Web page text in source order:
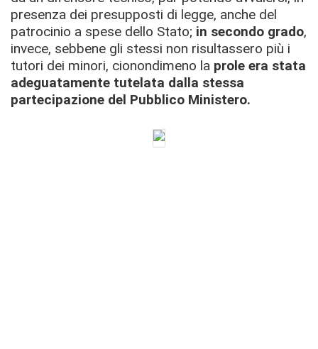
presenza dei presupposti di legge, anche del
patrocinio a spese dello Stato; in secondo grado,
invece, sebbene gli stessi non risultassero più i
tutori dei minori, cionondimeno la prole era stata
adeguatamente tutelata dalla stessa
partecipazione del Pubblico Ministero.